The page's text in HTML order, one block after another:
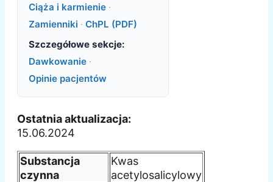
Ciąża i karmienie ·
Zamienniki · ChPL (PDF)
Szczegółowe sekcje:
Dawkowanie ·
Opinie pacjentów
Ostatnia aktualizacja:
15.06.2024
Substancja
czynna
Kwas
acetylosalicylowy